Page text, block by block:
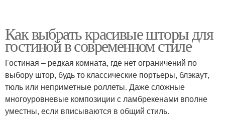
Как выбрать красивые шторы для
гостиной в современном стиле
Гостиная – редкая комната, где нет ограничений по
выбору штор, будь то классические портьеры, блэкаут,
тюль или неприметные роллеты. Даже сложные
многоуровневые композиции с ламбрекенами вполне
уместны, если вписываются в общий стиль.